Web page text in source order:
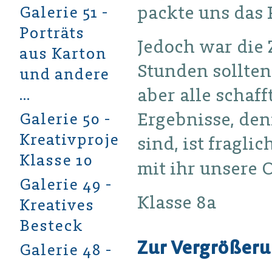
packte uns das
Jedoch war
Stunden
aber alle
Ergebnisse,
sind, ist
mit ihr unsere
Klasse 8a
Zur
Galerie 51 -
Porträts
aus Karton
und andere
…
Galerie 50 -
Kreativprojekt
Klasse 10
Galerie 49 -
Kreatives
Besteck
Galerie 48 -